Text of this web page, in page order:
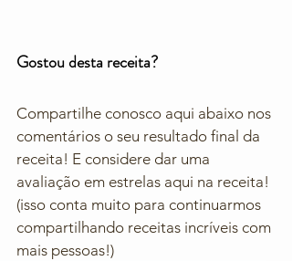
Gostou desta receita?
Compartilhe conosco aqui abaixo nos
comentários o seu resultado final da
receita! E considere dar uma
avaliação em estrelas aqui na receita!
(isso conta muito para continuarmos
compartilhando receitas incríveis com
mais pessoas!)